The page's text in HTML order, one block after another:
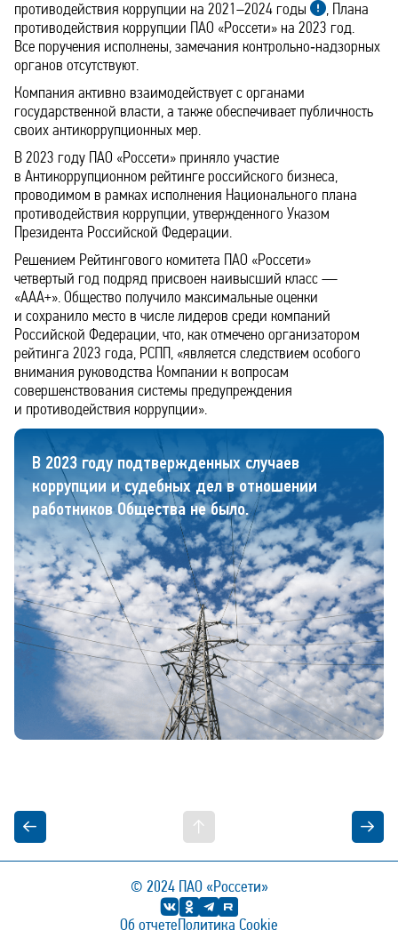
противодействия коррупции на 2021–2024 годы
, Плана
противодействия коррупции ПАО «Россети» на 2023 год.
Все поручения исполнены, замечания контрольно‑надзорных
органов отсутствуют.
Компания активно взаимодействует с органами
государственной власти, а также обеспечивает публичность
своих антикоррупционных мер.
В 2023 году ПАО «Россети» приняло участие
в Антикоррупционном рейтинге российского бизнеса,
проводимом в рамках исполнения Национального плана
противодействия коррупции, утвержденного Указом
Президента Российской Федерации.
Решением Рейтингового комитета ПАО «Россети»
четвертый год подряд присвоен наивысший класс —
«ААA+». Общество получило максимальные оценки
и сохранило место в числе лидеров среди компаний
Российской Федерации, что, как отмечено организатором
рейтинга 2023 года, РСПП, «является следствием особого
внимания руководства Компании к вопросам
совершенствования системы предупреждения
и противодействия коррупции».
В 2023 году подтвержденных случаев
коррупции и судебных дел в отношении
работников Общества не было.
© 2024 ПАО «Россети»
Об отчетеПолитика Cookie